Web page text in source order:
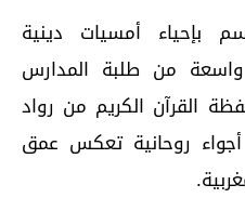
بإحياء أمسيات دينية
واسعة من طلبة المدارس
القرآن الكريم من رواد
روحانية تعكس عمق